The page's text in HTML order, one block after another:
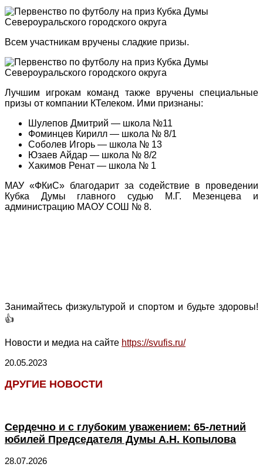
Всем участникам вручены сладкие призы.
Лучшим игрокам команд также вручены специальные
призы от компании КТелеком. Ими признаны:
Шулепов Дмитрий — школа №11
Фоминцев Кирилл — школа № 8/1
Соболев Игорь — школа № 13
Юзаев Айдар — школа № 8/2
Хакимов Ренат — школа № 1
МАУ «ФКиС» благодарит за содействие в проведении
Кубка Думы главного судью М.Г. Мезенцева и
администрацию МАОУ СОШ № 8.
Занимайтесь физкультурой и спортом и будьте здоровы!
👍
Новости и медиа на сайте https://svufis.ru/
20.05.2023
ДРУГИЕ НОВОСТИ
Сердечно и с глубоким уважением: 65-летний
юбилей Председателя Думы А.Н. Копылова
28.07.2026